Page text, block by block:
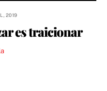
2019
es traicionar